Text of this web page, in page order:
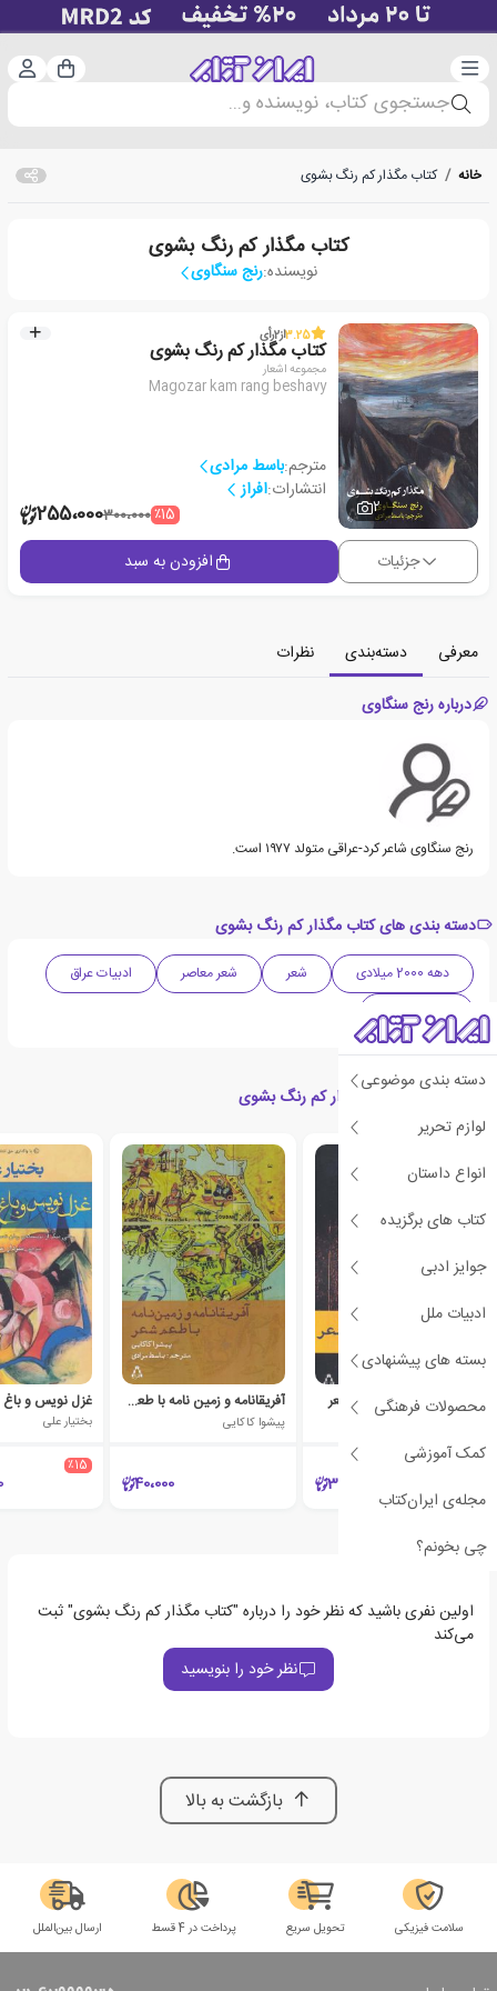
دسته‌بندی سبد
جستجوی کتاب، نویسنده و...
دسته بندی موضوعی
لوازم تحریر
انواع داستان
کتاب های برگزیده
جوایز ادبی
ادبیات ملل
بسته های پیشنهادی
محصولات فرهنگی
کمک آموزشی
مجله‌ی ایران‌کتاب
چی بخونم؟
خانه / کتاب مگذار کم رنگ بشوی
کتاب مگذار کم رنگ بشوی
نویسنده:رنج سنگاوی
2
3.25از2رأی
کتاب مگذار کم رنگ بشوی
مجموعه اشعار
Magozar kam rang beshavy
مترجم:باسط مرادی
انتشارات:افراز
٪15300،000255،000
جزئیات افزودن به سبد
معرفی دسته‌بندی
نظرات
درباره رنج سنگاوی
رنج سنگاوی شاعر کرد-عراقی متولد ۱۹۷۷‏ است.
دسته بندی های کتاب مگذار کم رنگ بشوی
دهه 2000 میلادی شعر شعر معاصر
ادبیات عراق
ادبیات کردی
کتاب های مرتبط با مگذار کم رنگ بشوی
پژوهشی در معانی دیگر شعر
بختیار علی
300،000
آفریقانامه و زمین نامه با طعم شعر
پیشوا کاکایی
40،000
غزل نویس و
بختیار علی
٪15
اولین نفری باشید که نظر خود را درباره "کتاب مگذار کم رنگ بشوی" ثبت
می‌کند
نظر خود را بنویسید
بازگشت به بالا
سلامت فیزیکی تحویل سریع پرداخت در 4 قسط ارسال بین‌الملل